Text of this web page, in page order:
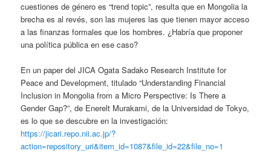
cuestiones de género es “trend topic”, resulta que en Mongolia la
brecha es al revés, son las mujeres las que tienen mayor acceso
a las finanzas formales que los hombres. ¿Habría que proponer
una política pública en ese caso?
En un paper del JICA Ogata Sadako Research Institute for
Peace and Development, titulado “Understanding Financial
Inclusion in Mongolia from a Micro Perspective: Is There a
Gender Gap?”, de Enerelt Murakami, de la Universidad de Tokyo,
es lo que se descubre en la investigación:
https://jicari.repo.nii.ac.jp/?
action=repository_uri&item_id=1087&file_id=22&file_no=1